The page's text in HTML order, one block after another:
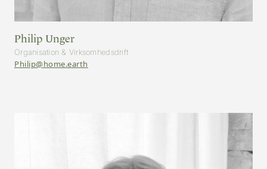
Philip Unger
Organisation & Virksomhedsdrift
Philip@home.earth